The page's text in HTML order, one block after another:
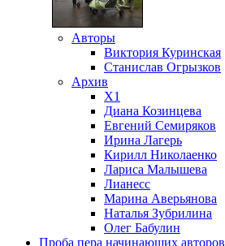
Авторы
Виктория Куринская
Станислав Огрызков
Архив
X1
Диана Козинцева
Евгений Семиряков
Ирина Лагерь
Кирилл Николаенко
Лариса Малышева
Лианесс
Марина Аверьянова
Наталья Зубрилина
Олег Бабулин
Проба пера начинающих авторов